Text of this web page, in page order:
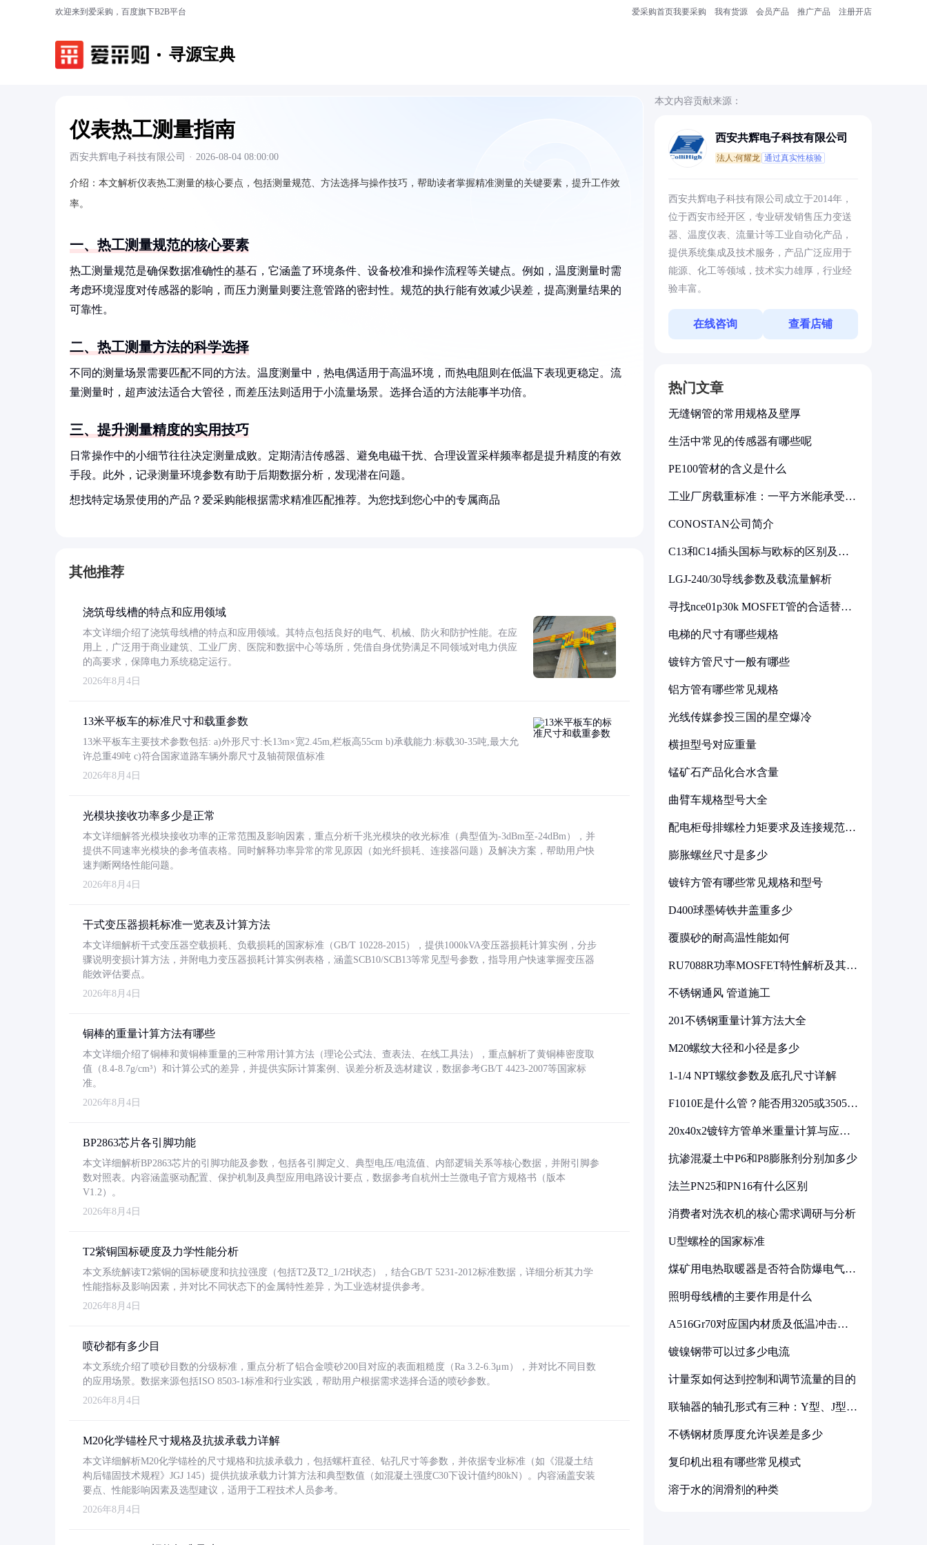
欢迎来到爱采购，百度旗下B2B平台 爱采购首页我要采购 我有货源 会员产品 推广产品 注册开店
寻源宝典
仪表热工测量指南
西安共辉电子科技有限公司 · 2026-08-04 08:00:00
介绍： 本文解析仪表热工测量的核心要点，包括测量规范、方法选择与操作技巧，帮助读者掌握精准测量的关键要素，提升工作效
率。
一、热工测量规范的核心要素
热工测量规范是确保数据准确性的基石，它涵盖了环境条件、设备校准和操作流程等关键点。例如，温度测量时需
考虑环境湿度对传感器的影响，而压力测量则要注意管路的密封性。规范的执行能有效减少误差，提高测量结果的
可靠性。
二、热工测量方法的科学选择
不同的测量场景需要匹配不同的方法。温度测量中，热电偶适用于高温环境，而热电阻则在低温下表现更稳定。流
量测量时，超声波法适合大管径，而差压法则适用于小流量场景。选择合适的方法能事半功倍。
三、提升测量精度的实用技巧
日常操作中的小细节往往决定测量成败。定期清洁传感器、避免电磁干扰、合理设置采样频率都是提升精度的有效
手段。此外，记录测量环境参数有助于后期数据分析，发现潜在问题。
想找特定场景使用的产品？爱采购能根据需求精准匹配推荐。为您找到您心中的专属商品
其他推荐
浇筑母线槽的特点和应用领域
本文详细介绍了浇筑母线槽的特点和应用领域。其特点包括良好的电气、机械、防火和防护性能。在应
用上，广泛用于商业建筑、工业厂房、医院和数据中心等场所，凭借自身优势满足不同领域对电力供应
的高要求，保障电力系统稳定运行。
2026年8月4日
13米平板车的标准尺寸和载重参数
13米平板车主要技术参数包括: a)外形尺寸:长13m×宽2.45m,栏板高55cm b)承载能力:标载30-35吨,最大允
许总重49吨 c)符合国家道路车辆外廓尺寸及轴荷限值标准
2026年8月4日
光模块接收功率多少是正常
本文详细解答光模块接收功率的正常范围及影响因素，重点分析千兆光模块的收光标准（典型值为-3dBm至-24dBm），并
提供不同速率光模块的参考值表格。同时解释功率异常的常见原因（如光纤损耗、连接器问题）及解决方案，帮助用户快
速判断网络性能问题。
2026年8月4日
干式变压器损耗标准一览表及计算方法
本文详细解析干式变压器空载损耗、负载损耗的国家标准（GB/T 10228-2015），提供1000kVA变压器损耗计算实例，分步
骤说明变损计算方法，并附电力变压器损耗计算实例表格，涵盖SCB10/SCB13等常见型号参数，指导用户快速掌握变压器
能效评估要点。
2026年8月4日
铜棒的重量计算方法有哪些
本文详细介绍了铜棒和黄铜棒重量的三种常用计算方法（理论公式法、查表法、在线工具法），重点解析了黄铜棒密度取
值（8.4-8.7g/cm³）和计算公式的差异，并提供实际计算案例、误差分析及选材建议，数据参考GB/T 4423-2007等国家标
准。
2026年8月4日
BP2863芯片各引脚功能
本文详细解析BP2863芯片的引脚功能及参数，包括各引脚定义、典型电压/电流值、内部逻辑关系等核心数据，并附引脚参
数对照表。内容涵盖驱动配置、保护机制及典型应用电路设计要点，数据参考自杭州士兰微电子官方规格书（版本
V1.2）。
2026年8月4日
T2紫铜国标硬度及力学性能分析
本文系统解读T2紫铜的国标硬度和抗拉强度（包括T2及T2_1/2H状态），结合GB/T 5231-2012标准数据，详细分析其力学
性能指标及影响因素，并对比不同状态下的金属特性差异，为工业选材提供参考。
2026年8月4日
喷砂都有多少目
本文系统介绍了喷砂目数的分级标准，重点分析了铝合金喷砂200目对应的表面粗糙度（Ra 3.2-6.3μm），并对比不同目数
的应用场景。数据来源包括ISO 8503-1标准和行业实践，帮助用户根据需求选择合适的喷砂参数。
2026年8月4日
M20化学锚栓尺寸规格及抗拔承载力详解
本文详细解析M20化学锚栓的尺寸规格和抗拔承载力，包括螺杆直径、钻孔尺寸等参数，并依据专业标准（如《混凝土结
构后锚固技术规程》JGJ 145）提供抗拔承载力计算方法和典型数值（如混凝土强度C30下设计值约80kN）。内容涵盖安装
要点、性能影响因素及选型建议，适用于工程技术人员参考。
2026年8月4日
本文内容贡献来源：
西安共辉电子科技有限公司
法人:何耀龙 通过真实性核验
西安共辉电子科技有限公司成立于2014年，
位于西安市经开区，专业研发销售压力变送
器、温度仪表、流量计等工业自动化产品，
提供系统集成及技术服务，产品广泛应用于
能源、化工等领域，技术实力雄厚，行业经
验丰富。
在线咨询 查看店铺
热门文章
无缝钢管的常用规格及壁厚
生活中常见的传感器有哪些呢
PE100管材的含义是什么
工业厂房载重标准：一平方米能承受多
CONOSTAN公司简介
C13和C14插头国标与欧标的区别及其
LGJ-240/30导线参数及载流量解析
寻找nce01p30k MOSFET管的合适替代
电梯的尺寸有哪些规格
镀锌方管尺寸一般有哪些
铝方管有哪些常见规格
光线传媒参投三国的星空爆冷
横担型号对应重量
锰矿石产品化合水含量
曲臂车规格型号大全
配电柜母排螺栓力矩要求及连接规范详
膨胀螺丝尺寸是多少
镀锌方管有哪些常见规格和型号
D400球墨铸铁井盖重多少
覆膜砂的耐高温性能如何
RU7088R功率MOSFET特性解析及其在
不锈钢通风 管道施工
201不锈钢重量计算方法大全
M20螺纹大径和小径是多少
1-1/4 NPT螺纹参数及底孔尺寸详解
F1010E是什么管？能否用3205或3505代
20x40x2镀锌方管单米重量计算与应用
抗渗混凝土中P6和P8膨胀剂分别加多少
法兰PN25和PN16有什么区别
消费者对洗衣机的核心需求调研与分析
U型螺栓的国家标准
煤矿用电热取暖器是否符合防爆电气设
照明母线槽的主要作用是什么
A516Gr70对应国内材质及低温冲击要
镀镍钢带可以过多少电流
计量泵如何达到控制和调节流量的目的
联轴器的轴孔形式有三种：Y型、J型、
不锈钢材质厚度允许误差是多少
复印机出租有哪些常见模式
溶于水的润滑剂的种类